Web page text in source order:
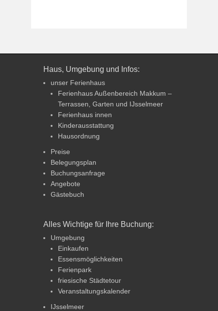
Haus, Umgebung und Infos:
unser Ferienhaus
Ferienhaus Außenbereich Makkum –
Terrassen, Garten und IJsselmeer
Ferienhaus innen
Kinderausstattung
Hausordnung
Preise
Belegungsplan
Buchungsanfrage
Angebote
Gästebuch
Alles Wichtige für Ihre Buchung:
Umgebung
Einkaufen
Essensmöglichkeiten
Ferienpark
friesische Städtetour
Veranstaltungskalender
IJsselmeer